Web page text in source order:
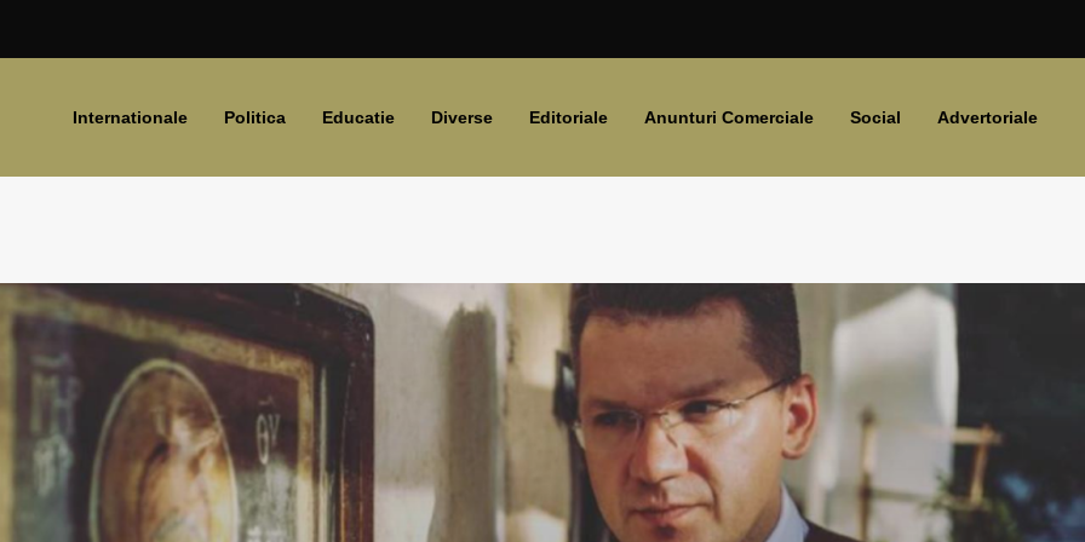
Internationale Politica Educatie Diverse Editoriale Anunturi Comerciale Social Advertoriale